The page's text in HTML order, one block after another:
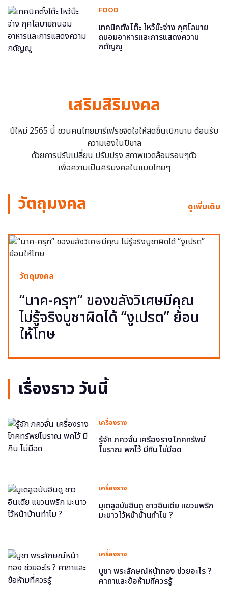
FOOD
เทคนิคตั้งโต๊ะ ไหว้บ๊ะจ่าง กุศโลบาย
ถนอมอาหารและการแสดงความ
กตัญญู
เสริมสิริมงคล
ปีใหม่ 2565 นี้ ชวนคนไทยมารีเฟรชจิตใจให้สดชื่นเบิกบาน ต้อนรับ
ความเฮงในปีขาล
ด้วยการปรับเปลี่ยน ปรับปรุง สภาพแวดล้อมรอบๆตัว
เพื่อความเป็นศิริมงคลในแบบไทยๆ
วัตถุมงคล ดูเพิ่มเติม
วัตถุมงคล
“นาค-ครุฑ” ของขลังวิเศษมีคุณ
ไม่รู้จริงบูชาผิดได้ “งูเปรต” ย้อน
ให้โทษ
เรื่องราว วันนี้
เครื่องราง
รู้จัก ภควจั่น เครื่องรางโภคทรัพย์
โบราณ พกไว้ มีกิน ไม่มีอด
เครื่องราง
มูเตลูฉบับฮินดู ชาวอินเดีย แขวนพริก
มะนาวไว้หน้าบ้านทำไม ?
เครื่องราง
บูชา พระลักษณ์หน้าทอง ช่วยอะไร ?
คาถาและข้อห้ามที่ควรรู้